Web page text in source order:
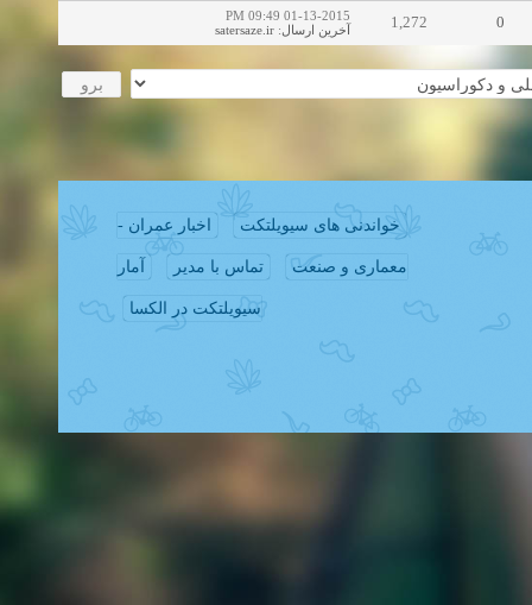
0
1,272
01-13-2015 09:49 PM
آخرین ارسال:
satersaze.ir
خواندنی های سیویلتکت اخبار عمران -
معماری و صنعت تماس با مدیر آمار
سیویلتکت در الکسا